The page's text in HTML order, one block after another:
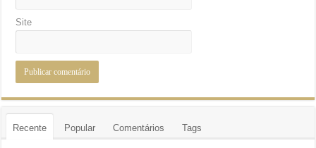
Site
Recente Popular Comentários Tags